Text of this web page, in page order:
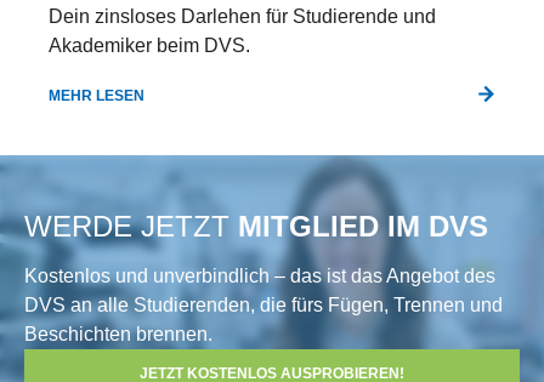
Dein zinsloses Darlehen für Studierende und
Akademiker beim DVS.
MEHR LESEN
WERDE JETZT MITGLIED IM DVS
Kostenlos und unverbindlich – das ist das Angebot des
DVS an alle Studierenden, die fürs Fügen, Trennen und
Beschichten brennen.
JETZT KOSTENLOS AUSPROBIEREN!